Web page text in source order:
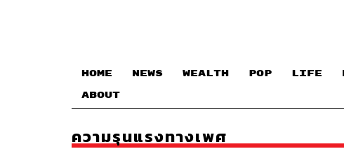
HOME NEWS WEALTH POP LIFE
ABOUT
ความรุนแรงทางเพศ